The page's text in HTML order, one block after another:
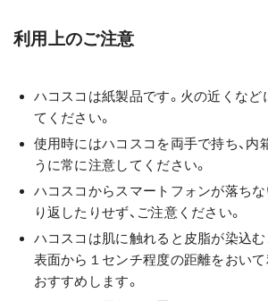
利用上のご注意
ハコスコは紙製品です。火の近くなど
てください。
使用時にはハコスコを両手で持ち、内
うに常に注意してください。
ハコスコからスマートフォンが落ちな
り返したりせず、ご注意ください。
ハコスコは肌に触れると皮脂が染込
表面から１センチ程度の距離をおい
おすすめします。